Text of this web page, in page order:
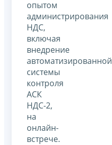
опытом
администрирования
НДС,
включая
внедрение
автоматизированной
системы
контроля
АСК
НДС-2,
на
онлайн-
встрече.